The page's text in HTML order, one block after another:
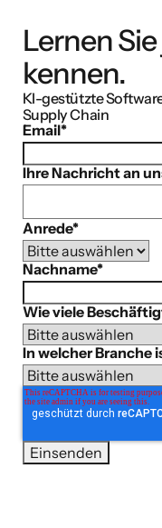
Lernen
kennen.
KI-gestützte
Supply Chain
Email*
Ihre Nachricht an
Anrede*
Nachname*
Wie viele
In welcher Branche